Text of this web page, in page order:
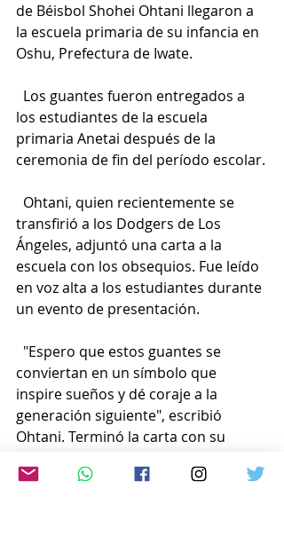
de Béisbol Shohei Ohtani llegaron a
la escuela primaria de su infancia en
Oshu, Prefectura de Iwate.
Los guantes fueron entregados a
los estudiantes de la escuela
primaria Anetai después de la
ceremonia de fin del período escolar.
Ohtani, quien recientemente se
transfirió a los Dodgers de Los
Ángeles, adjuntó una carta a la
escuela con los obsequios. Fue leído
en voz alta a los estudiantes durante
un evento de presentación.
"Espero que estos guantes se
conviertan en un símbolo que
inspire sueños y dé coraje a la
generación siguiente", escribió
Ohtani. Terminó la carta con su
Shohei Ohtani”.